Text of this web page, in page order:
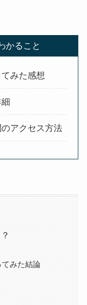
かること
みた感想
アクセス方法
みた結論